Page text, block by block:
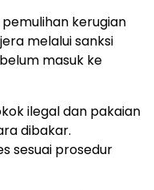
kerugian
melalui sanksi
masuk ke
ilegal dan pakaian
dibakar.
sesuai prosedur